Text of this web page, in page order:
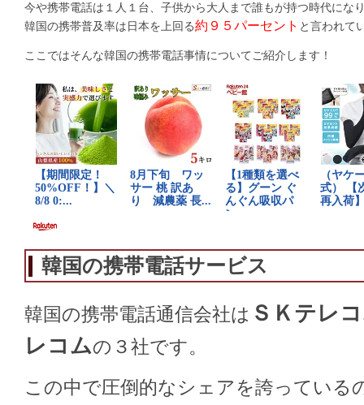
今や携帯電話は１人１台、子供から大人まで誰もが持つ時代にな
韓国の携帯普及率は日本を上回る約９５パーセント と言われて
ここではそんな韓国の携帯電話事情についてご紹介します！
韓国の携帯電話サービス
韓国の携帯電話通信会社は ＳＫテレ
レコムの３社です。
この中で圧倒的なシェアを誇っている